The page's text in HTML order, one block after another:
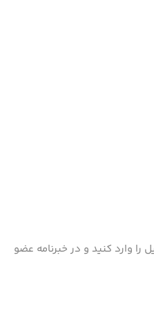
را وارد کنید و در خبرنامه عضو